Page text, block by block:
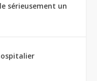
sérieusement un